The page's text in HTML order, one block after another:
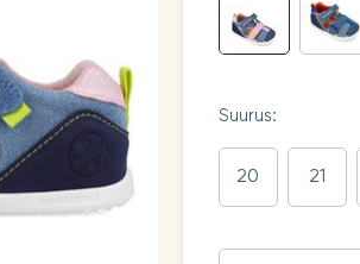
Suurus:
20 21